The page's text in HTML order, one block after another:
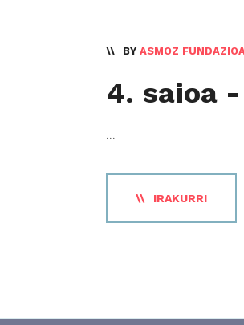
BY ASMOZ
4. saioa
...
IRAKURRI